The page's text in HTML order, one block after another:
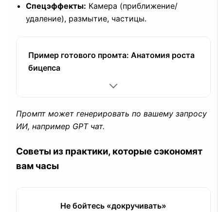
Спецэффекты: Камера (приближение/
удаление), размытие, частицы.
Пример готового промта: Анатомия роста
бицепса
Промпт может генерировать по вашему запросу
ИИ, например GPT чат.
Советы из практики, которые сэкономят
вам часы
Не бойтесь «докручивать»